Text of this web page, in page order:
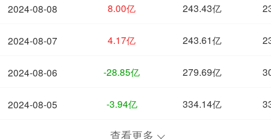
2024-08-08
2024-08-07
2024-08-06
2024-08-05
8.00亿 243.43亿
4.17亿 243.61亿
-28.85亿 279.69亿
-3.94亿 334.14亿
查看更多